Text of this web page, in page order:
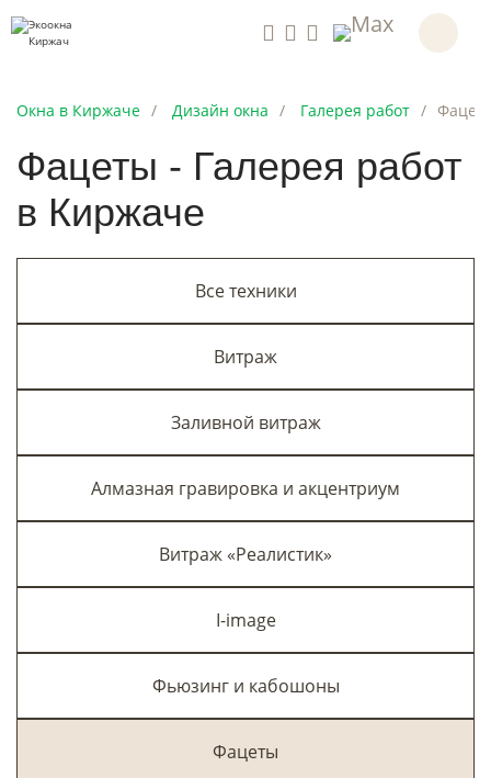
Окна в Киржаче Дизайн окна Галерея работ
Фацеты - Галерея работ
в Киржаче
Все техники
Витраж
Заливной витраж
Алмазная гравировка и акцентриум
Витраж «Реалистик»
I-image
Фьюзинг и кабошоны
Фацеты